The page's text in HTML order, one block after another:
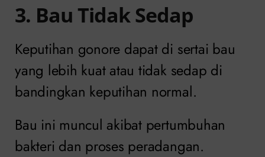
3. Bau Tidak Sedap
Keputihan gonore dapat di sertai bau
yang lebih kuat atau tidak sedap di
bandingkan keputihan normal.
Bau ini muncul akibat pertumbuhan
bakteri dan proses peradangan.